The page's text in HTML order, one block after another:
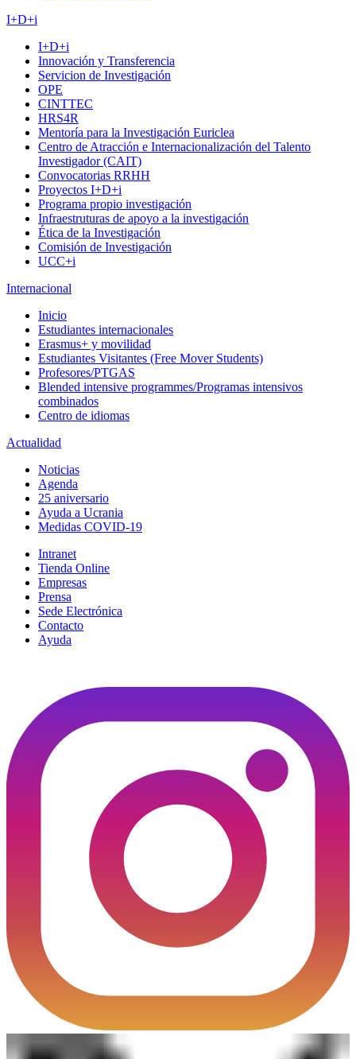
I+D+i
I+D+i
Innovación y Transferencia
Servicion de Investigación
OPE
CINTTEC
HRS4R
Mentoría para la Investigación Euriclea
Centro de Atracción e Internacionalización del Talento
Investigador (CAIT)
Convocatorias RRHH
Proyectos I+D+i
Programa propio investigación
Infraestruturas de apoyo a la investigación
Ética de la Investigación
Comisión de Investigación
UCC+i
Internacional
Inicio
Estudiantes internacionales
Erasmus+ y movilidad
Estudiantes Visitantes (Free Mover Students)
Profesores/PTGAS
Blended intensive programmes/Programas intensivos
combinados
Centro de idiomas
Actualidad
Noticias
Agenda
25 aniversario
Ayuda a Ucrania
Medidas COVID-19
Intranet
Tienda Online
Empresas
Prensa
Sede Electrónica
Contacto
Ayuda